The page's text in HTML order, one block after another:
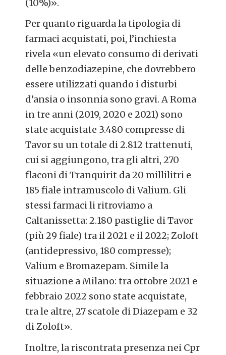
(10%)».
Per quanto riguarda la tipologia di
farmaci acquistati, poi, l’inchiesta
rivela «un elevato consumo di derivati
delle benzodiazepine, che dovrebbero
essere utilizzati quando i disturbi
d’ansia o insonnia sono gravi. A Roma
in tre anni (2019, 2020 e 2021) sono
state acquistate 3.480 compresse di
Tavor su un totale di 2.812 trattenuti,
cui si aggiungono, tra gli altri, 270
flaconi di Tranquirit da 20 millilitri e
185 fiale intramuscolo di Valium. Gli
stessi farmaci li ritroviamo a
Caltanissetta: 2.180 pastiglie di Tavor
(più 29 fiale) tra il 2021 e il 2022; Zoloft
(antidepressivo, 180 compresse);
Valium e Bromazepam. Simile la
situazione a Milano: tra ottobre 2021 e
febbraio 2022 sono state acquistate,
tra le altre, 27 scatole di Diazepam e 32
di Zoloft».
Inoltre, la riscontrata presenza nei Cpr